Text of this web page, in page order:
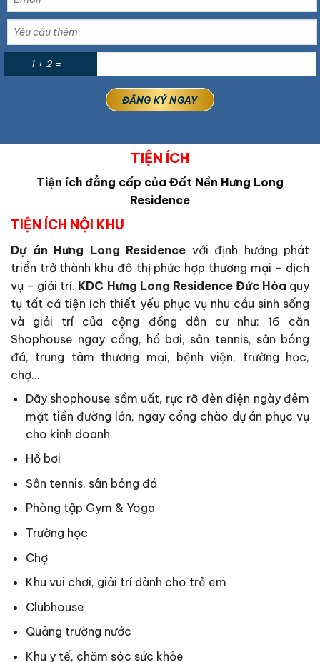
1 + 2 =
TIỆN ÍCH
Tiện ích đẳng cấp của Đất Nền Hưng Long
Residence
TIỆN ÍCH NỘI KHU
Dự án Hưng Long Residence với định hướng phát
triển trở thành khu đô thị phức hợp thương mại – dịch
vụ – giải trí. KDC Hưng Long Residence Đức Hòa quy
tụ tất cả tiện ích thiết yếu phục vụ nhu cầu sinh sống
và giải trí của cộng đồng dân cư như: 16 căn
Shophouse ngay cổng, hồ bơi, sân tennis, sân bóng
đá, trung tâm thương mại, bệnh viện, trường học,
chợ…
Dãy shophouse sầm uất, rực rỡ đèn điện ngày đêm
mặt tiền đường lớn, ngay cổng chào dự án phục vụ
cho kinh doanh
Hồ bơi
Sân tennis, sân bóng đá
Phòng tập Gym & Yoga
Trường học
Chợ
Khu vui chơi, giải trí dành cho trẻ em
Clubhouse
Quảng trường nước
Khu y tế, chăm sóc sức khỏe